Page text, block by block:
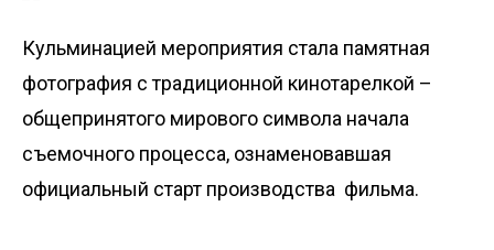
Кульминацией мероприятия стала памятная
фотография с традиционной кинотарелкой –
общепринятого мирового символа начала
съемочного процесса, ознаменовавшая
официальный старт производства фильма.